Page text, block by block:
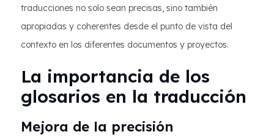
traducciones no solo sean precisas, sino también
apropiadas y coherentes desde el punto de vista del
contexto en los diferentes documentos y proyectos.
La importancia de los
glosarios en la traducción
Mejora de la precisión